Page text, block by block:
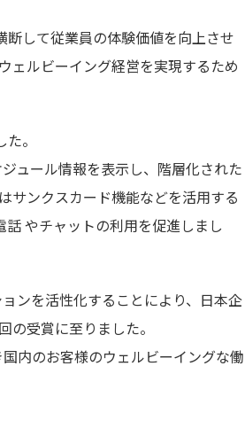
断して従業員の体験価値を向上させ
ェルビーイング経営を実現するため
。
ュール情報を表示し、階層化された
サンクスカード機能などを活用する
やチャットの利用を促進しまし
ンを活性化することにより、日本企
受賞に至りました。
内のお客様のウェルビーイングな働